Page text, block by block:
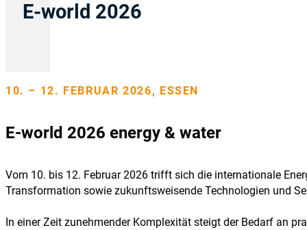
E-world 2026
10. – 12. FEBRUAR 2026, ESSEN
E-world 2026 energy & water
Vom 10. bis 12. Februar 2026 trifft sich die internationale
Transformation sowie zukunftsweisende Technologien und
In einer Zeit zunehmender Komplexität steigt der Bedarf an